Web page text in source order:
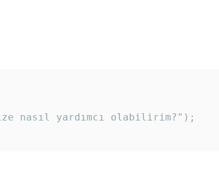
nasıl yardımcı olabilirim?");